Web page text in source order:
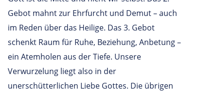
Gebot mahnt zur Ehrfurcht und Demut – auch
im Reden über das Heilige. Das 3. Gebot
schenkt Raum für Ruhe, Beziehung, Anbetung –
ein Atemholen aus der Tiefe. Unsere
Verwurzelung liegt also in der
unerschütterlichen Liebe Gottes. Die übrigen